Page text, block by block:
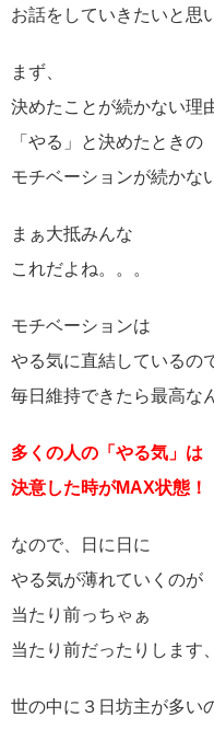
お話をしていきたいと思
まず、
決めたことが続かない理
「やる」と決めたときの
モチベーションが続かな
まぁ大抵みんな
これだよね。。。
モチベーションは
やる気に直結しているの
毎日維持できたら最高な
多くの人の「やる気」は
決意した時がMAX状態！
なので、日に日に
やる気が薄れていくのが
当たり前っちゃぁ
当たり前だったりします
世の中に３日坊主が多い